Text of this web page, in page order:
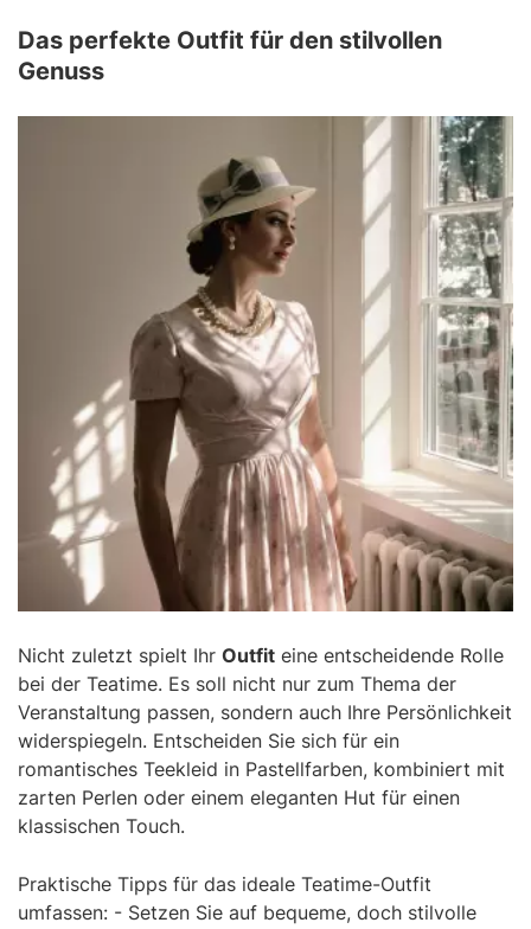
Das perfekte Outfit für den stilvollen
Genuss
Nicht zuletzt spielt Ihr Outfit eine entscheidende Rolle
bei der Teatime. Es soll nicht nur zum Thema der
Veranstaltung passen, sondern auch Ihre Persönlichkeit
widerspiegeln. Entscheiden Sie sich für ein
romantisches Teekleid in Pastellfarben, kombiniert mit
zarten Perlen oder einem eleganten Hut für einen
klassischen Touch.
Praktische Tipps für das ideale Teatime-Outfit
umfassen: - Setzen Sie auf bequeme, doch stilvolle